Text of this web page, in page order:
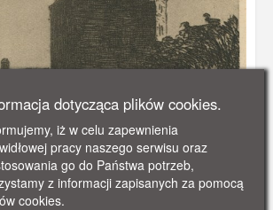
dotycząca plików cookies.
iż w celu zapewnienia
pracy naszego serwisu oraz
go do Państwa potrzeb,
z informacji zapisanych za pomocą
cookies.